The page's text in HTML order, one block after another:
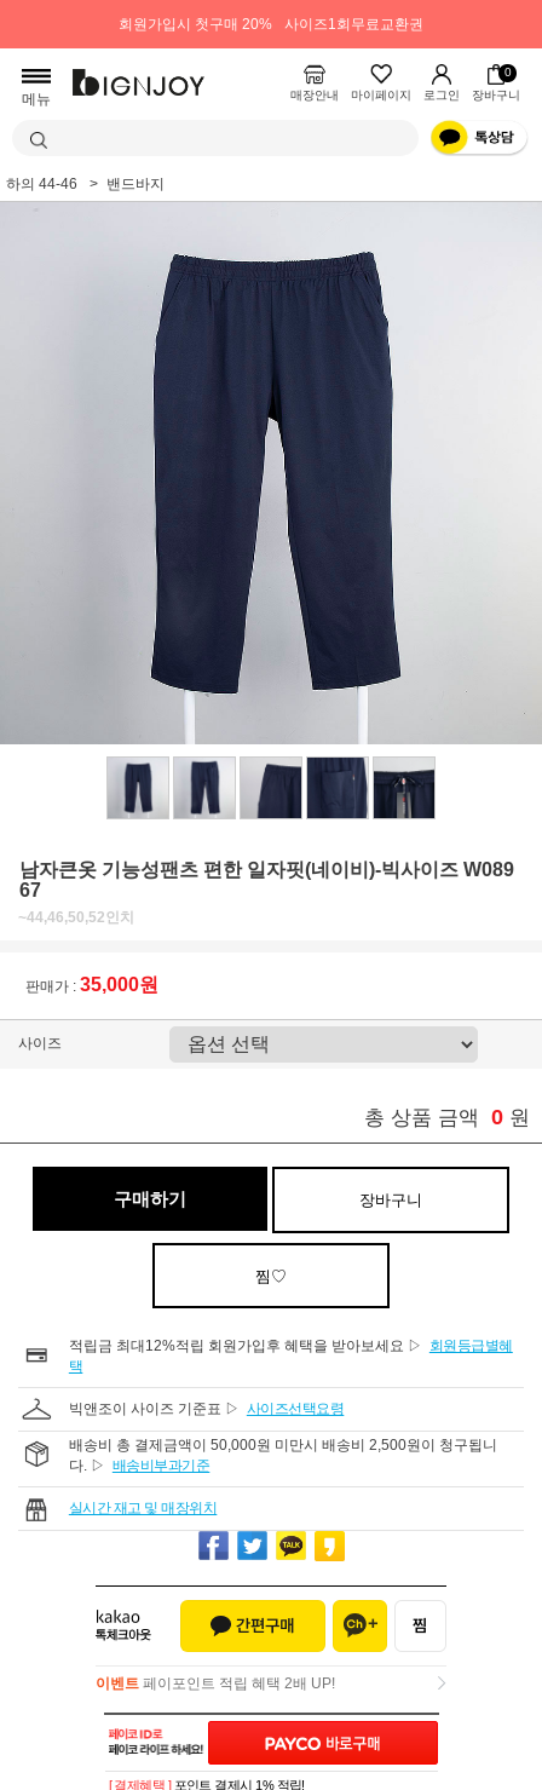
회원가입시 첫구매 20% 사이즈1회무료교환권
메뉴 매장안내 마이페이지 로그인
0
장바구니
하의 44-46 밴드바지
남자큰옷 기능성팬츠 편한 일자핏(네이비)-빅사이즈 W089
67
~44,46,50,52인치
판매가 : 35,000원
사이즈
총 상품 금액 0 원
구매하기 장바구니
찜♡
적립금 최대12%적립 회원가입후 혜택을 받아보세요 ▷
회원등급별혜
택
빅앤조이 사이즈 기준표 ▷ 사이즈선택요령
배송비 총 결제금액이 50,000원 미만시 배송비 2,500원이 청구됩니
다. ▷ 배송비부과기준
실시간 재고 및 매장위치
이벤트 페이포인트 적립 혜택 2배 UP!
이벤트페이포인트 적립 혜택 2배 UP!
[ 결제혜택 ] 포인트 결제시 1% 적립!